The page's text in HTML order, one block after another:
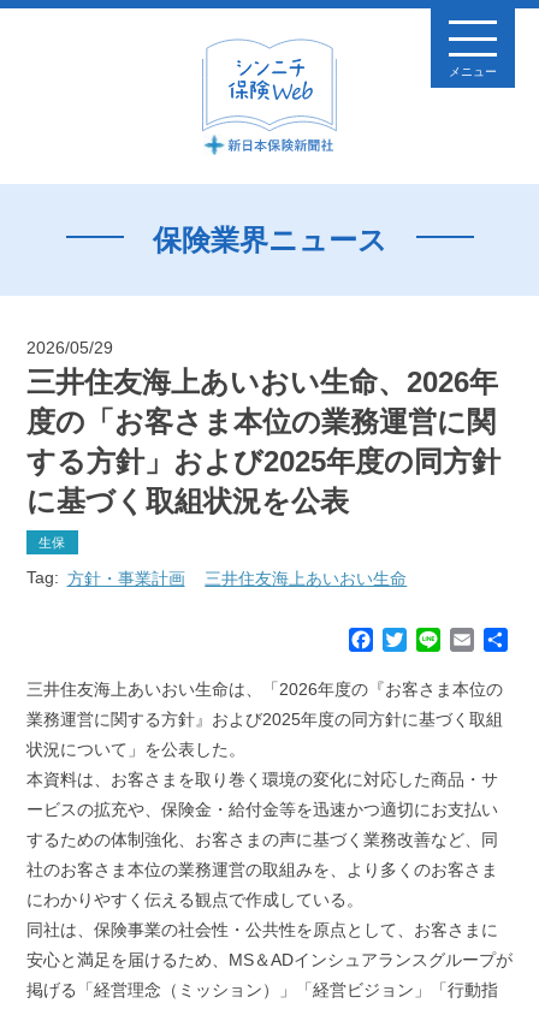
メニュー
保険業界ニュース
2026/05/29
三井住友海上あいおい生命、2026年
度の「お客さま本位の業務運営に関
する方針」および2025年度の同方針
に基づく取組状況を公表
生保
Tag: 方針・事業計画 三井住友海上あいおい生命
c
e
o
k
T
i
t
r
n
e
E
a
i
三井住友海上あいおい生命は、「2026年度の『お客さま本位の
業務運営に関する方針』および2025年度の同方針に基づく取組
状況について」を公表した。
本資料は、お客さまを取り巻く環境の変化に対応した商品・サ
ービスの拡充や、保険金・給付金等を迅速かつ適切にお支払い
するための体制強化、お客さまの声に基づく業務改善など、同
社のお客さま本位の業務運営の取組みを、より多くのお客さま
にわかりやすく伝える観点で作成している。
同社は、保険事業の社会性・公共性を原点として、お客さまに
安心と満足を届けるため、MS＆ADインシュアランスグループが
掲げる「経営理念（ミッション）」「経営ビジョン」「行動指